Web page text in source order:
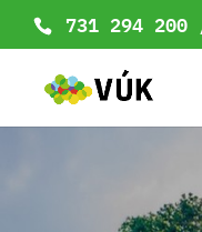
731 294